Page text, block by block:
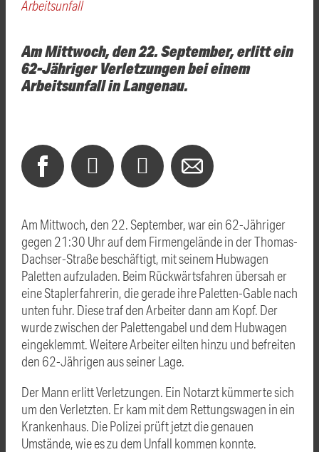
Arbeitsunfall
Am Mittwoch, den 22. September, erlitt ein
62-Jähriger Verletzungen bei einem
Arbeitsunfall in Langenau.
Am Mittwoch, den 22. September, war ein 62-Jähriger
gegen 21:30 Uhr auf dem Firmengelände in der Thomas-
Dachser-Straße beschäftigt, mit seinem Hubwagen
Paletten aufzuladen. Beim Rückwärtsfahren übersah er
eine Staplerfahrerin, die gerade ihre Paletten-Gable nach
unten fuhr. Diese traf den Arbeiter dann am Kopf. Der
wurde zwischen der Palettengabel und dem Hubwagen
eingeklemmt. Weitere Arbeiter eilten hinzu und befreiten
den 62-Jährigen aus seiner Lage.
Der Mann erlitt Verletzungen. Ein Notarzt kümmerte sich
um den Verletzten. Er kam mit dem Rettungswagen in ein
Krankenhaus. Die Polizei prüft jetzt die genauen
Umstände, wie es zu dem Unfall kommen konnte.